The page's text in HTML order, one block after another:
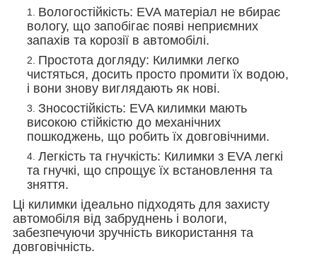
Вологостійкість: EVA матеріал не вбирає
вологу, що запобігає появі неприємних
запахів та корозії в автомобілі.
Простота догляду: Килимки легко
чистяться, досить просто промити їх водою,
і вони знову виглядають як нові.
Зносостійкість: EVA килимки мають
високою стійкістю до механічних
пошкоджень, що робить їх довговічними.
Легкість та гнучкість: Килимки з EVA легкі
та гнучкі, що спрощує їх встановлення та
зняття.
Ці килимки ідеально підходять для захисту
автомобіля від забруднень і вологи,
забезпечуючи зручність використання та
довговічність.